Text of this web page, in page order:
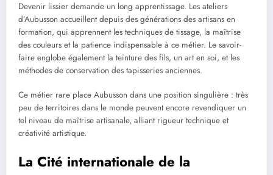
Devenir lissier demande un long apprentissage. Les ateliers
d’Aubusson accueillent depuis des générations des artisans en
formation, qui apprennent les techniques de tissage, la maîtrise
des couleurs et la patience indispensable à ce métier. Le savoir-
faire englobe également la teinture des fils, un art en soi, et les
méthodes de conservation des tapisseries anciennes.
Ce métier rare place Aubusson dans une position singulière : très
peu de territoires dans le monde peuvent encore revendiquer un
tel niveau de maîtrise artisanale, alliant rigueur technique et
créativité artistique.
La Cité internationale de la